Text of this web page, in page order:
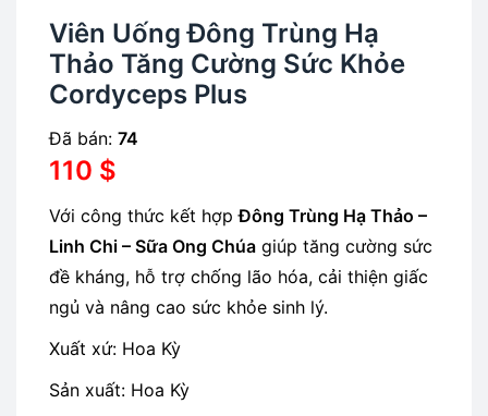
Viên Uống Đông Trùng Hạ
Thảo Tăng Cường Sức Khỏe
Cordyceps Plus
Đã bán: 74
110 $
Với công thức kết hợpĐông Trùng Hạ Thảo –
Linh Chi – Sữa Ong Chúa giúp tăng cường sức
đề kháng, hỗ trợ chống lão hóa, cải thiện giấc
ngủ và nâng cao sức khỏe sinh lý.
Xuất xứ: Hoa Kỳ
Sản xuất: Hoa Kỳ